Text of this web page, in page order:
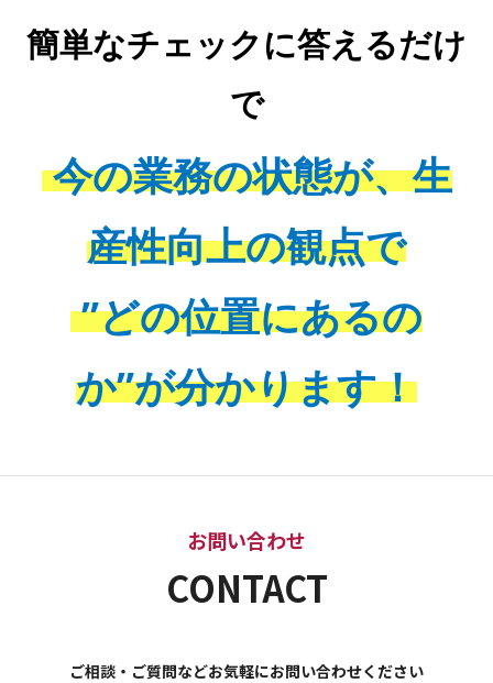
簡単なチェックに答えるだけ
で
今の業務の状態が、生
産性向上の観点で
”どの位置にあるの
か”が分かります！
お問い合わせ
CONTACT
ご相談・ご質問などお気軽にお問い合わせください